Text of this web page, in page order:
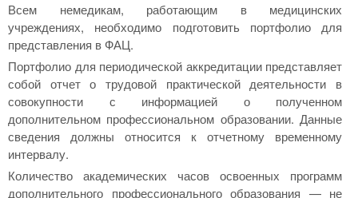
Всем немедикам, работающим в медицинских
учреждениях, необходимо подготовить портфолио для
представления в ФАЦ.
Портфолио для периодической аккредитации представляет
собой отчет о трудовой практической деятельности в
совокупности с информацией о полученном
дополнительном профессиональном образовании. Данные
сведения должны относится к отчетному временному
интервалу.
Количество академических часов освоенных программ
дополнительного профессионального образования — не